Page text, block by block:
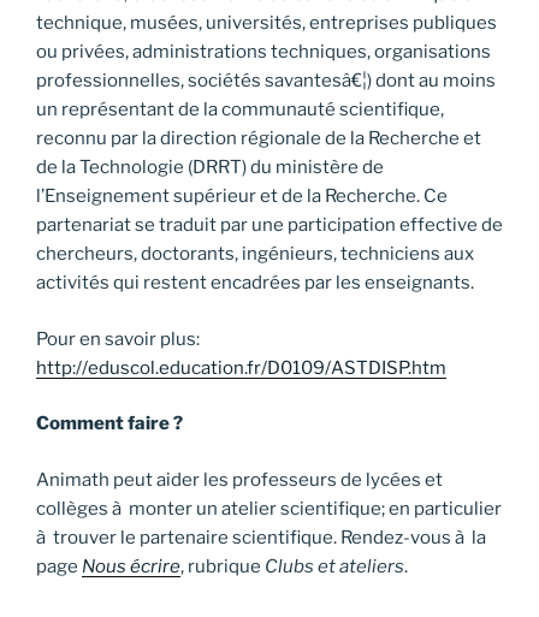
technique, musées, universités, entreprises publiques
ou privées, administrations techniques, organisations
professionnelles, sociétés savantesâ€¦) dont au moins
un représentant de la communauté scientifique,
reconnu par la direction régionale de la Recherche et
de la Technologie (DRRT) du ministère de
l’Enseignement supérieur et de la Recherche. Ce
partenariat se traduit par une participation effective de
chercheurs, doctorants, ingénieurs, techniciens aux
activités qui restent encadrées par les enseignants.
Pour en savoir plus:
http://eduscol.education.fr/D0109/ASTDISP.htm
Comment faire ?
Animath peut aider les professeurs de lycées et
collèges à monter un atelier scientifique; en particulier
à trouver le partenaire scientifique. Rendez-vous à la
page Nous écrire, rubrique Clubs et ateliers.